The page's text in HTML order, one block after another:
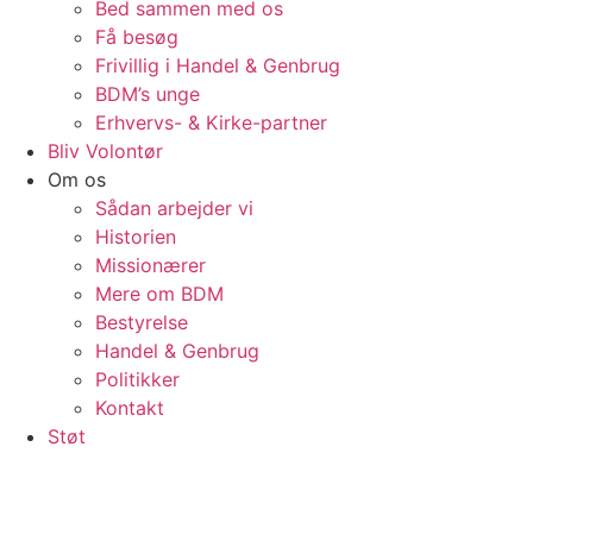
Bed sammen med os
Få besøg
Frivillig i Handel & Genbrug
BDM’s unge
Erhvervs- & Kirke-partner
Bliv Volontør
Om os
Sådan arbejder vi
Historien
Missionærer
Mere om BDM
Bestyrelse
Handel & Genbrug
Politikker
Kontakt
Støt